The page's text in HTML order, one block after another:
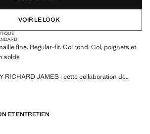
VOIR LE LOOK
fine. Regular-fit. Col rond. Col, poignets et
solde
RICHARD JAMES : cette collaboration de
de Mango. Le résultat est une
et motifs de Richard James avec des
ET ENTRETIEN